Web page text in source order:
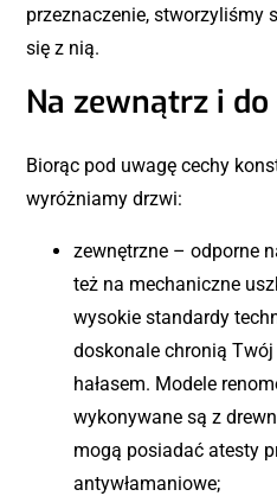
przeznaczenie, stworzyliśmy
się z nią.
Na zewnątrz i
Biorąc pod uwagę cechy
wyróżniamy drzwi:
zewnętrzne – odporne
też na mechaniczne
wysokie standardy
doskonale chronią
hałasem. Modele
wykonywane są z
mogą posiadać atesty
antywłamaniowe;